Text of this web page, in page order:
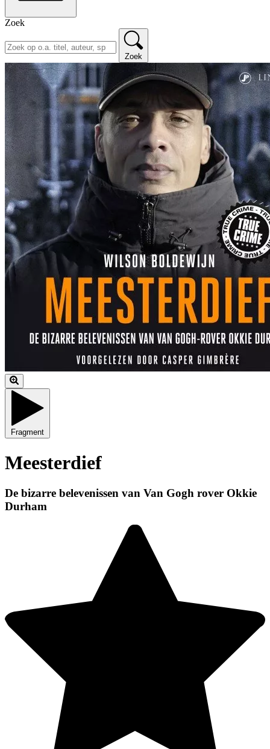
Zoek
Zoek
Fragment
Meesterdief
De bizarre belevenissen van Van Gogh rover Okkie
Durham